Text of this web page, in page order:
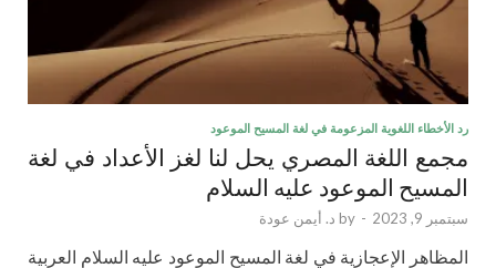
رد الأخطاء اللغوية المزعومة في لغة المسيح الموعود
مجمع اللغة المصري يحل لنا لغز الأعداد في لغة
المسيح الموعود عليه السلام
سبتمبر 9, 2023 -
by د. أيمن عودة
المظاهر الإعجازية في لغة المسيح الموعود عليه السلام العربية